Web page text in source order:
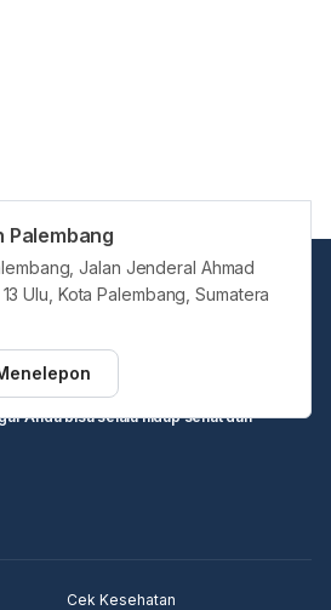
Palembang
Jalan Jenderal Ahmad
Ulu, Kota Palembang, Sumatera
informasi Anda dalam membuat
Anda bisa selalu hidup sehat dan
Cek Kesehatan